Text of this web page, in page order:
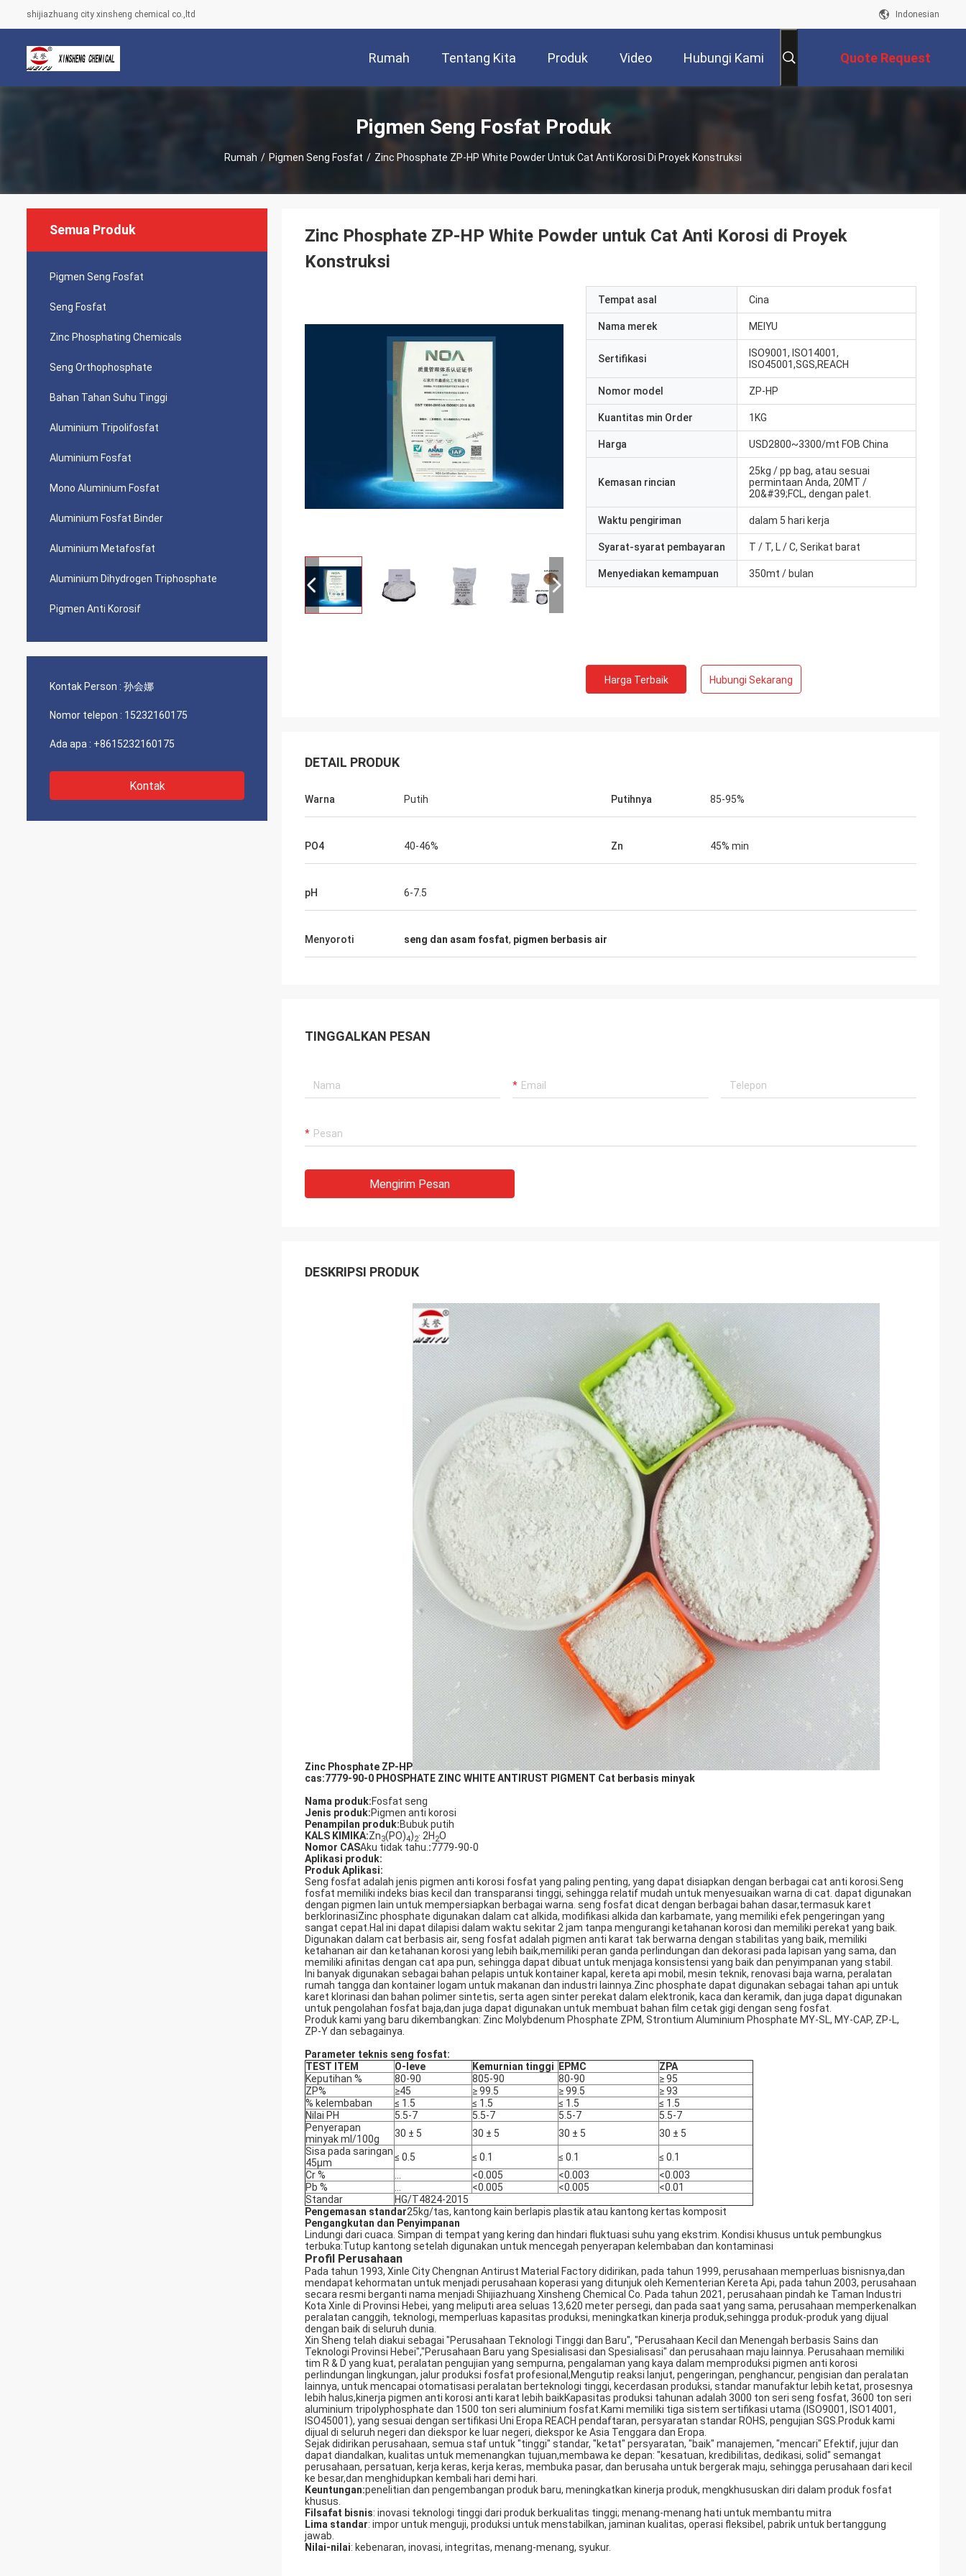
shijiazhuang city xinsheng chemical co.,ltd Indonesian
Rumah Tentang Kita Produk Video Hubungi Kami Quote Request
Pigmen Seng Fosfat Produk
Rumah / Pigmen Seng Fosfat / Zinc Phosphate ZP-HP White Powder Untuk Cat Anti Korosi Di Proyek Konstruksi
Semua Produk
Pigmen Seng Fosfat
Seng Fosfat
Zinc Phosphating Chemicals
Seng Orthophosphate
Bahan Tahan Suhu Tinggi
Aluminium Tripolifosfat
Aluminium Fosfat
Mono Aluminium Fosfat
Aluminium Fosfat Binder
Aluminium Metafosfat
Aluminium Dihydrogen Triphosphate
Pigmen Anti Korosif
Kontak Person : 孙会娜
Nomor telepon : 15232160175
Ada apa : +8615232160175
Kontak
Zinc Phosphate ZP-HP White Powder untuk Cat Anti Korosi di Proyek
Konstruksi
Tempat asal Cina
Nama merek MEIYU
Sertifikasi
ISO9001, ISO14001,
ISO45001,SGS,REACH
Nomor model ZP-HP
Kuantitas min Order 1KG
Harga USD2800~3300/mt FOB China
Kemasan rincian
25kg / pp bag, atau sesuai
permintaan Anda, 20MT /
20&#39;FCL, dengan palet.
Waktu pengiriman dalam 5 hari kerja
Syarat-syarat pembayaran T / T, L / C, Serikat barat
Menyediakan kemampuan 350mt / bulan
Harga Terbaik Hubungi Sekarang
DETAIL PRODUK
Warna Putih Putihnya 85-95%
PO4 40-46% Zn 45% min
pH 6-7.5
Menyoroti seng dan asam fosfat, pigmen berbasis air
TINGGALKAN PESAN
Mengirim Pesan
DESKRIPSI PRODUK
Zinc Phosphate ZP-HP
cas:7779-90-0 PHOSPHATE ZINC WHITE ANTIRUST PIGMENT Cat berbasis minyak
Nama produk:Fosfat seng
Jenis produk:Pigmen anti korosi
Penampilan produk:Bubuk putih
KALS KIMIKA:Zn3(PO)4)2· 2H 2O
Nomor CASAku tidak tahu. :7779-90-0
Aplikasi produk:
ProdukAplikasi:
Seng fosfat adalah jenis pigmen anti korosi fosfat yang paling penting, yang dapat disiapkan dengan berbagai cat anti korosi.Seng
fosfat memiliki indeks bias kecil dan transparansi tinggi, sehingga relatif mudah untuk menyesuaikan warna di cat. dapat digunakan
dengan pigmen lain untuk mempersiapkan berbagai warna. seng fosfat dicat dengan berbagai bahan dasar,termasuk karet
berklorinasiZinc phosphate digunakan dalam cat alkida, modifikasi alkida dan karbamate, yang memiliki efek pengeringan yang
sangat cepat.Hal ini dapat dilapisi dalam waktu sekitar 2 jam tanpa mengurangi ketahanan korosi dan memiliki perekat yang baik.
Digunakan dalam cat berbasis air, seng fosfat adalah pigmen anti karat tak berwarna dengan stabilitas yang baik, memiliki
ketahanan air dan ketahanan korosi yang lebih baik,memiliki peran ganda perlindungan dan dekorasi pada lapisan yang sama, dan
memiliki afinitas dengan cat apa pun, sehingga dapat dibuat untuk menjaga konsistensi yang baik dan penyimpanan yang stabil.
Ini banyak digunakan sebagai bahan pelapis untuk kontainer kapal, kereta api mobil, mesin teknik, renovasi baja warna, peralatan
rumah tangga dan kontainer logam untuk makanan dan industri lainnya.Zinc phosphate dapat digunakan sebagai tahan api untuk
karet klorinasi dan bahan polimer sintetis, serta agen sinter perekat dalam elektronik, kaca dan keramik, dan juga dapat digunakan
untuk pengolahan fosfat baja,dan juga dapat digunakan untuk membuat bahan film cetak gigi dengan seng fosfat.
Produk kami yang baru dikembangkan: Zinc Molybdenum Phosphate ZPM, Strontium Aluminium Phosphate MY-SL, MY-CAP, ZP-L,
ZP-Y dan sebagainya.
Parameter teknis seng fosfat:
TEST ITEM
O-leve Kemurnian tinggi EPMC
ZPA
Keputihan %
80-90 805-90 80-90
≥ 95
ZP%
≥45 ≥ 99.5 ≥ 99.5
≥ 93
% kelembaban
≤ 1.5 ≤ 1.5 ≤ 1.5
≤ 1.5
Nilai PH
5.5-7 5.5-7 5.5-7
5.5-7
Penyerapan
minyak ml/100g
30 ± 5 30 ± 5 30 ± 5
30 ± 5
Sisa pada saringan
45μm
≤ 0.5 ≤ 0.1 ≤ 0.1
≤ 0.1
Cr %
<0.005 <0.003
<0.003
Pb %
<0.005 <0.005
<0.01
Standar
HG/T4824-2015
Pengemasan standar25kg/tas, kantong kain berlapis plastik atau kantong kertas komposit
Pengangkutan dan Penyimpanan
Lindungi dari cuaca. Simpan di tempat yang kering dan hindari fluktuasi suhu yang ekstrim. Kondisi khusus untuk pembungkus
terbuka:Tutup kantong setelah digunakan untuk mencegah penyerapan kelembaban dan kontaminasi
Profil Perusahaan
Pada tahun 1993, Xinle City Chengnan Antirust Material Factory didirikan, pada tahun 1999, perusahaan memperluas bisnisnya,dan
mendapat kehormatan untuk menjadi perusahaan koperasi yang ditunjuk oleh Kementerian Kereta Api, pada tahun 2003, perusahaan
secara resmi berganti nama menjadi Shijiazhuang Xinsheng Chemical Co. Pada tahun 2021, perusahaan pindah ke Taman Industri
Kota Xinle di Provinsi Hebei, yang meliputi area seluas 13,620 meter persegi, dan pada saat yang sama, perusahaan memperkenalkan
peralatan canggih, teknologi, memperluas kapasitas produksi, meningkatkan kinerja produk,sehingga produk-produk yang dijual
dengan baik di seluruh dunia.
Xin Sheng telah diakui sebagai "Perusahaan Teknologi Tinggi dan Baru", "Perusahaan Kecil dan Menengah berbasis Sains dan
Teknologi Provinsi Hebei","Perusahaan Baru yang Spesialisasi dan Spesialisasi" dan perusahaan maju lainnya. Perusahaan memiliki
tim R & D yang kuat, peralatan pengujian yang sempurna, pengalaman yang kaya dalam memproduksi pigmen anti korosi
perlindungan lingkungan, jalur produksi fosfat profesional,Mengutip reaksi lanjut, pengeringan, penghancur, pengisian dan peralatan
lainnya, untuk mencapai otomatisasi peralatan berteknologi tinggi, kecerdasan produksi, standar manufaktur lebih ketat, prosesnya
lebih halus,kinerja pigmen anti korosi anti karat lebih baikKapasitas produksi tahunan adalah 3000 ton seri seng fosfat, 3600 ton seri
aluminium tripolyphosphate dan 1500 ton seri aluminium fosfat.Kami memiliki tiga sistem sertifikasi utama (ISO9001, ISO14001,
ISO45001), yang sesuai dengan sertifikasi Uni Eropa REACH pendaftaran, persyaratan standar ROHS, pengujian SGS.Produk kami
dijual di seluruh negeri dan diekspor ke luar negeri, diekspor ke Asia Tenggara dan Eropa.
Sejak didirikan perusahaan, semua staf untuk "tinggi" standar, "ketat" persyaratan, "baik" manajemen, "mencari" Efektif, jujur dan
dapat diandalkan, kualitas untuk memenangkan tujuan,membawa ke depan: "kesatuan, kredibilitas, dedikasi, solid" semangat
perusahaan, persatuan, kerja keras, kerja keras, membuka pasar, dan berusaha untuk bergerak maju, sehingga perusahaan dari kecil
ke besar,dan menghidupkan kembali hari demi hari.
Keuntungan:penelitian dan pengembangan produk baru, meningkatkan kinerja produk, mengkhususkan diri dalam produk fosfat
khusus.
Filsafat bisnis: inovasi teknologi tinggi dari produk berkualitas tinggi; menang-menang hati untuk membantu mitra
Lima standar: impor untuk menguji, produksi untuk menstabilkan, jaminan kualitas, operasi fleksibel, pabrik untuk bertanggung
jawab.
Nilai-nilai: kebenaran, inovasi, integritas, menang-menang, syukur.